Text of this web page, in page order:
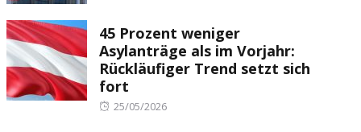
45 Prozent weniger
Asylanträge als im Vorjahr:
Rückläufiger Trend setzt sich
fort
Posted
25/05/2026